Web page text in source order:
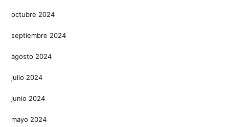
octubre 2024
septiembre 2024
agosto 2024
julio 2024
junio 2024
mayo 2024